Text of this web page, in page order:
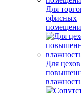
Для
офисных
Для